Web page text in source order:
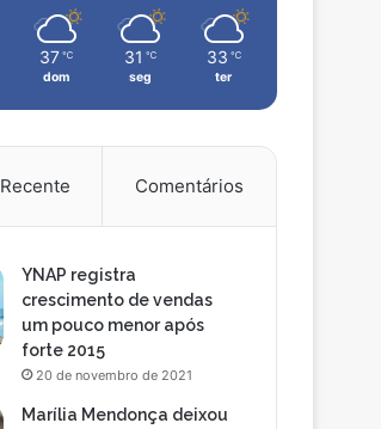
37 ℃
dom
31 ℃
seg
33 ℃
ter
Recente Comentários
YNAP registra
crescimento de vendas
um pouco menor após
forte 2015
20 de novembro de 2021
Marília Mendonça deixou